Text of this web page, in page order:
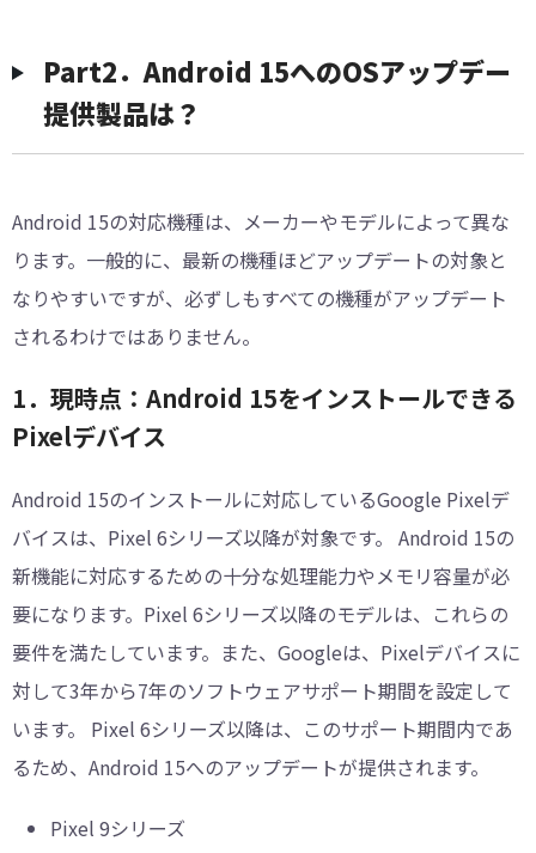
Part2．Android 15へのOSアップデー
提供製品は？
Android 15の対応機種は、メーカーやモデルによって異な
ります。一般的に、最新の機種ほどアップデートの対象と
なりやすいですが、必ずしもすべての機種がアップデート
されるわけではありません。
1．現時点：Android 15をインストールできる
Pixelデバイス
Android 15のインストールに対応しているGoogle Pixelデ
バイスは、Pixel 6シリーズ以降が対象です。 Android 15の
新機能に対応するための十分な処理能力やメモリ容量が必
要になります。Pixel 6シリーズ以降のモデルは、これらの
要件を満たしています。また、Googleは、Pixelデバイスに
対して3年から7年のソフトウェアサポート期間を設定して
います。 Pixel 6シリーズ以降は、このサポート期間内であ
るため、Android 15へのアップデートが提供されます。
Pixel 9シリーズ